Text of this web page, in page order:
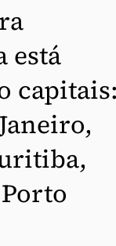
está